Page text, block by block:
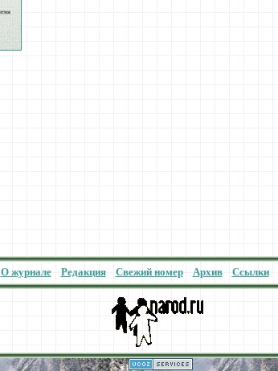
О журнале Редакция Свежий номер Архив Ссылки